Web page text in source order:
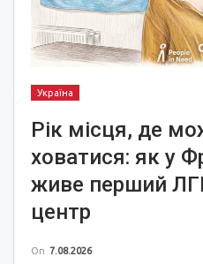
Україна
Рік місця, де
ховатися: як у
живе перший
центр
On 7.08.2026